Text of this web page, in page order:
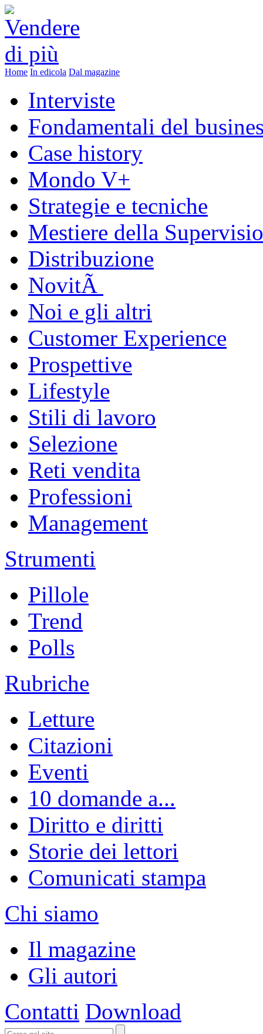
Home In edicola Dal magazine
Interviste
Fondamentali del
Case history
Mondo V+
Strategie e tecniche
Mestiere della
Distribuzione
NovitÃ
Noi e gli altri
Customer Experience
Prospettive
Lifestyle
Stili di lavoro
Selezione
Reti vendita
Professioni
Management
Strumenti
Pillole
Trend
Polls
Rubriche
Letture
Citazioni
Eventi
10 domande a...
Diritto e diritti
Storie dei lettori
Comunicati stampa
Chi siamo
Il magazine
Gli autori
Contatti Download